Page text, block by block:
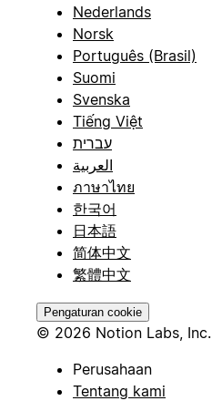
Nederlands
Norsk
Português (Brasil)
Suomi
Svenska
Tiếng Việt
עברית
العربية
ภาษาไทย
한국어
日本語
简体中文
繁體中文
Pengaturan cookie
© 2026 Notion Labs, Inc.
Perusahaan
Tentang kami